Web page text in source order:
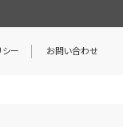
シー お問い合わせ